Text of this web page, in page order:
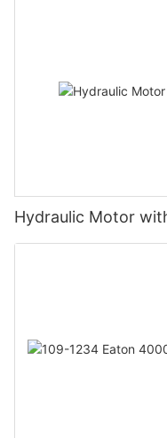
Hydraulic Motor